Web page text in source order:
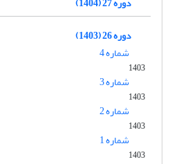
دوره 26 (1403)
شماره 4
1403
شماره 3
1403
شماره 2
1403
شماره 1
1403